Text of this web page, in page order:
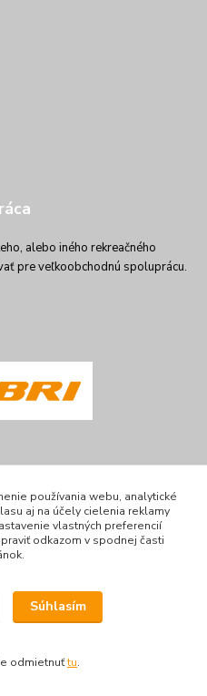
alebo iného rekreačného
pre veľkoobchodnú spoluprácu.
|Obchodné podmienky
používania webu, analytické
aj na účely cielenia reklamy
vlastných preferencií
odkazom v spodnej časti
Súhlasím
odmietnuťtu.